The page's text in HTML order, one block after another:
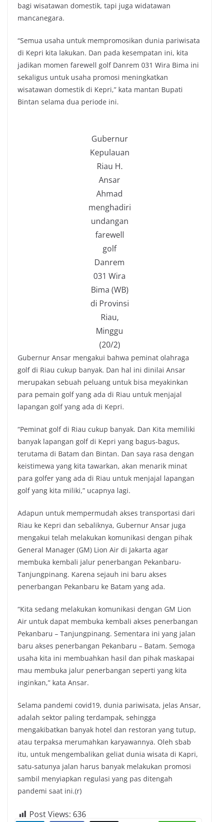
bagi wisatawan domestik, tapi juga widatawan
mancanegara.
“Semua usaha untuk mempromosikan dunia pariwisata
di Kepri kita lakukan. Dan pada kesempatan ini, kita
jadikan momen farewell golf Danrem 031 Wira Bima ini
sekaligus untuk usaha promosi meningkatkan
wisatawan domestik di Kepri,” kata mantan Bupati
Bintan selama dua periode ini.
Gubernur
Kepulauan
Riau H.
Ansar
Ahmad
menghadiri
undangan
farewell
golf
Danrem
031 Wira
Bima (WB)
di Provinsi
Riau,
Minggu
(20/2)
Gubernur Ansar mengakui bahwa peminat olahraga
golf di Riau cukup banyak. Dan hal ini dinilai Ansar
merupakan sebuah peluang untuk bisa meyakinkan
para pemain golf yang ada di Riau untuk menjajal
lapangan golf yang ada di Kepri.
“Peminat golf di Riau cukup banyak. Dan Kita memiliki
banyak lapangan golf di Kepri yang bagus-bagus,
terutama di Batam dan Bintan. Dan saya rasa dengan
keistimewa yang kita tawarkan, akan menarik minat
para golfer yang ada di Riau untuk menjajal lapangan
golf yang kita miliki,” ucapnya lagi.
Adapun untuk mempermudah akses transportasi dari
Riau ke Kepri dan sebaliknya, Gubernur Ansar juga
mengakui telah melakukan komunikasi dengan pihak
General Manager (GM) Lion Air di Jakarta agar
membuka kembali jalur penerbangan Pekanbaru-
Tanjungpinang. Karena sejauh ini baru akses
penerbangan Pekanbaru ke Batam yang ada.
“Kita sedang melakukan komunikasi dengan GM Lion
Air untuk dapat membuka kembali akses penerbangan
Pekanbaru – Tanjungpinang. Sementara ini yang jalan
baru akses penerbangan Pekanbaru – Batam. Semoga
usaha kita ini membuahkan hasil dan pihak maskapai
mau membuka jalur penerbangan seperti yang kita
inginkan,” kata Ansar.
Selama pandemi covid19, dunia pariwisata, jelas Ansar,
adalah sektor paling terdampak, sehingga
mengakibatkan banyak hotel dan restoran yang tutup,
atau terpaksa merumahkan karyawannya. Oleh sbab
itu, untuk mengembalikan geliat dunia wisata di Kapri,
satu-satunya jalan harus banyak melakukan promosi
sambil menyiapkan regulasi yang pas ditengah
pandemi saat ini.(r)
Post Views: 636